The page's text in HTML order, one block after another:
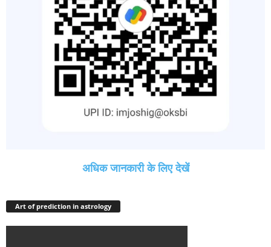
अधिक जानकारी के लिए देखें
Art of prediction in astrology